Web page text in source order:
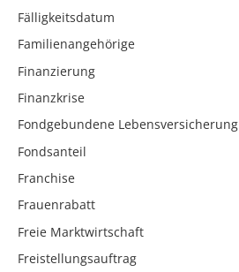
Fälligkeitsdatum
Familienangehörige
Finanzierung
Finanzkrise
Fondgebundene Lebensversicherung
Fondsanteil
Franchise
Frauenrabatt
Freie Marktwirtschaft
Freistellungsauftrag